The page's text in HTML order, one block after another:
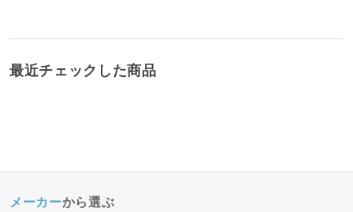
最近チェックした商品
メーカーから選ぶ